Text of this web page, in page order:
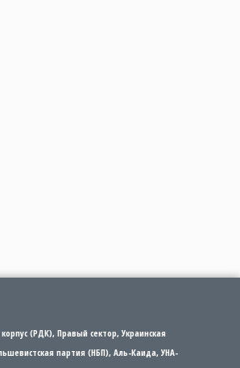
(РДК), Правый сектор, Украинская
партия (НБП), Аль-Каида, УНА-